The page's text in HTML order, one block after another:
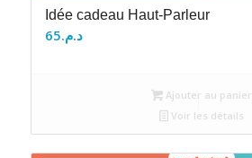
Idée cadeau Haut-Parleur
د.م.65
Ajouter au panier
Voir les détails